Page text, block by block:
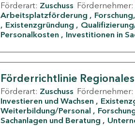
Förderart: Zuschuss Fördernehmer:
Arbeitsplatzförderung
Existenzgründung
Personalkosten
Investitionen in
Förderrichtlinie
Förderart: Zuschuss Fördernehmer:
Investieren und Wachsen
Weiterbildung/Personal
Sachanlagen und Beratung